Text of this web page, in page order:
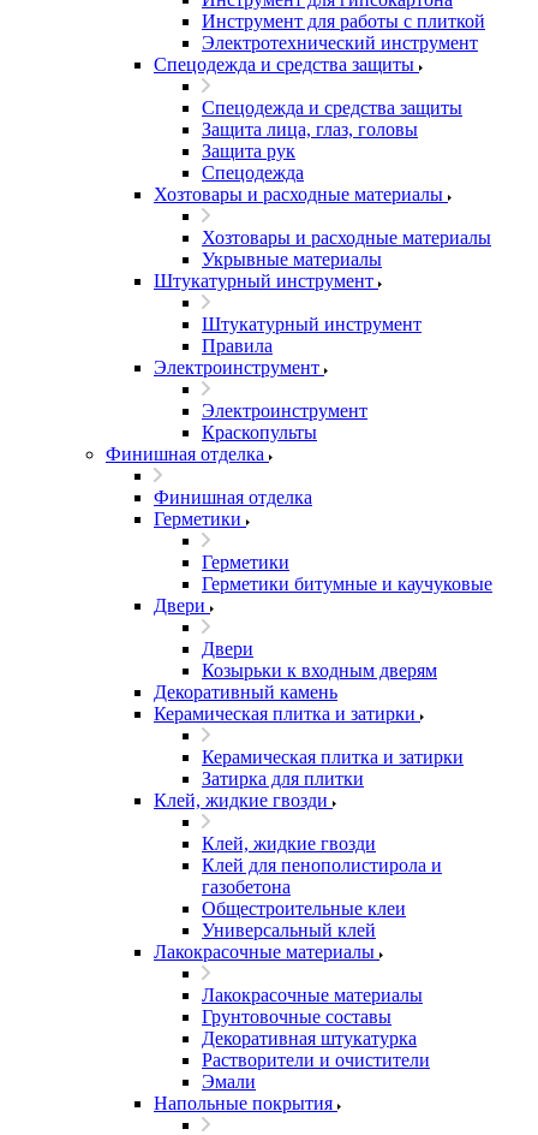
Инструмент для работы с плиткой
Электротехнический инструмент
Спецодежда и средства защиты
Спецодежда и средства защиты
Защита лица, глаз, головы
Защита рук
Спецодежда
Хозтовары и расходные материалы
Хозтовары и расходные материалы
Укрывные материалы
Штукатурный инструмент
Штукатурный инструмент
Правила
Электроинструмент
Электроинструмент
Краскопульты
Финишная отделка
Финишная отделка
Герметики
Герметики
Герметики битумные и каучуковые
Двери
Двери
Козырьки к входным дверям
Декоративный камень
Керамическая плитка и затирки
Керамическая плитка и затирки
Затирка для плитки
Клей, жидкие гвозди
Клей, жидкие гвозди
Клей для пенополистирола и
газобетона
Общестроительные клеи
Универсальный клей
Лакокрасочные материалы
Лакокрасочные материалы
Грунтовочные составы
Декоративная штукатурка
Растворители и очистители
Эмали
Напольные покрытия